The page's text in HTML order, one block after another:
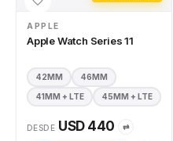
APPLE
Apple Watch Series 11
42MM 46MM
41MM + LTE 45MM + LTE
DESDE USD 440 ⇄